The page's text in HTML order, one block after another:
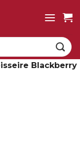
Blackberry